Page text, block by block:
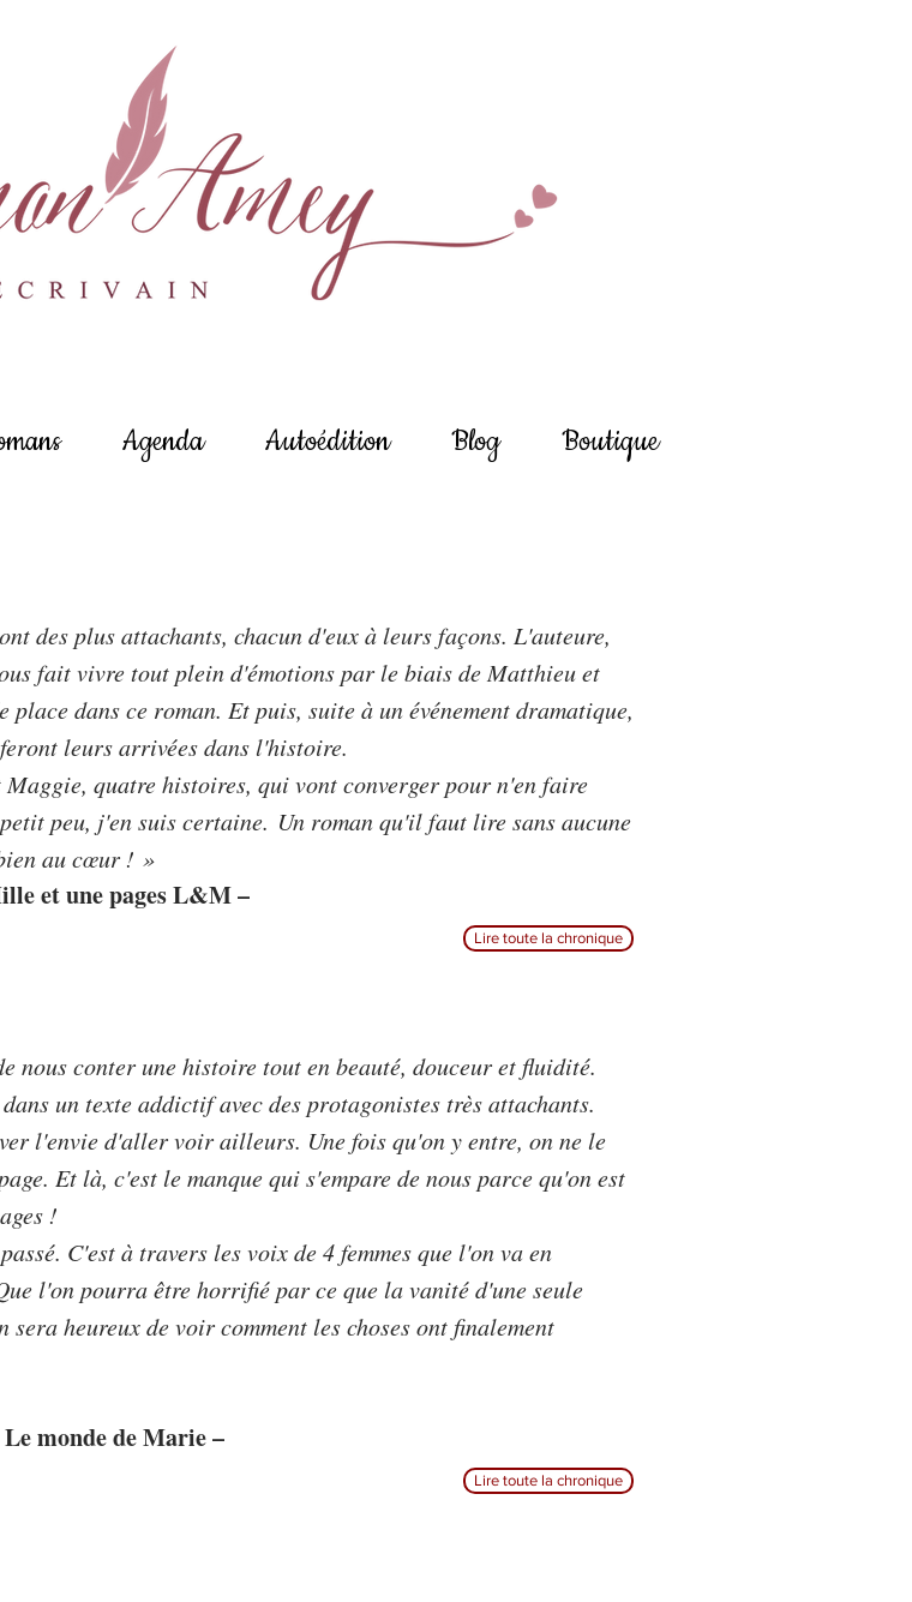
Agenda Autoédition Blog Boutique
des plus attachants, chacun d'eux à leurs façons. L'auteure,
fait vivre tout plein d'émotions par le biais de Matthieu et
dans ce roman. Et puis, suite à un événement dramatique,
leurs arrivées dans l'histoire.
quatre histoires, qui vont converger pour n'en faire
peu, j'en suis certaine. Un roman qu'il faut lire sans aucune
au cœur ! »
et une pages L&M –
Lire toute la chronique
nous conter une histoire tout en beauté, douceur et fluidité.
un texte addictif avec des protagonistes très attachants.
l'envie d'aller voir ailleurs. Une fois qu'on y entre, on ne le
Et là, c'est le manque qui s'empare de nous parce qu'on est
!
C'est à travers les voix de 4 femmes que l'on va en
l'on pourra être horrifié par ce que la vanité d'une seule
sera heureux de voir comment les choses ont finalement
monde de Marie –
Lire toute la chronique